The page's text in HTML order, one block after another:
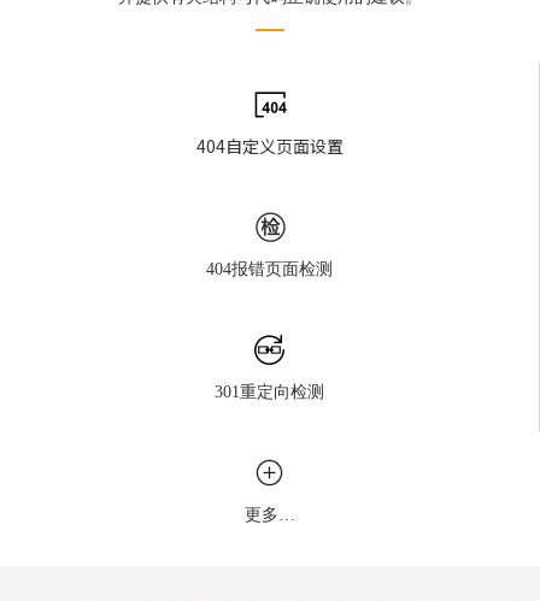
404自定义页面设置
404报错页面检测
301重定向检测
更多…